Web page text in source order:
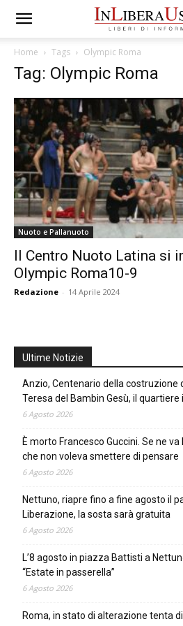
Home Tags Olympic Roma
Tag: Olympic Roma
Nuoto e Pallanuoto
Il Centro Nuoto Latina si
Olympic Roma10-9
Redazione - 14 Aprile 2024
Ultime Notizie
Anzio, Centenario della costruzione
Teresa del Bambin Gesù, il
6 Agosto 2026
È morto Francesco Guccini. Se ne va
che non voleva smettere di pensare
6 Agosto 2026
Nettuno, riapre fino a fine agosto il
Liberazione, la sosta sarà gratuita
6 Agosto 2026
L’8 agosto in piazza Battisti a
“Estate in passerella”
6 Agosto 2026
Roma, in stato di alterazione tenta